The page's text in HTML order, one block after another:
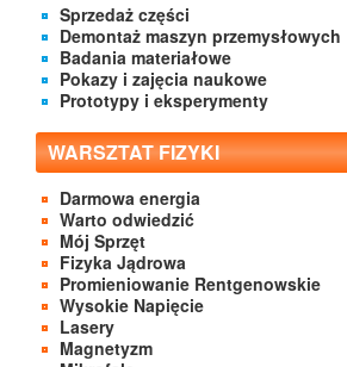
Sprzedaż części
Demontaż maszyn przemysłowych
Badania materiałowe
Pokazy i zajęcia naukowe
Prototypy i eksperymenty
WARSZTAT FIZYKI
Darmowa energia
Warto odwiedzić
Mój Sprzęt
Fizyka Jądrowa
Promieniowanie Rentgenowskie
Wysokie Napięcie
Lasery
Magnetyzm